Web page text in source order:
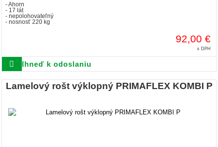
- Ahorn
- 17 lát
- nepolohovateľný
- nosnosť 220 kg
92,00 €
s DPH
Ihneď k odoslaniu
Lamelový rošt výklopný PRIMAFLEX KOMBI P